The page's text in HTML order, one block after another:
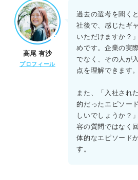
高尾 有沙
プロフィール
過去の選考を聞く
社後で、感じたギ
いただけますか？
めです。企業の実
でなく、その人が
点を理解できます。
また、「入社され
的だったエピソー
しいでしょうか？
容の質問ではなく
体的なエピソード
す。